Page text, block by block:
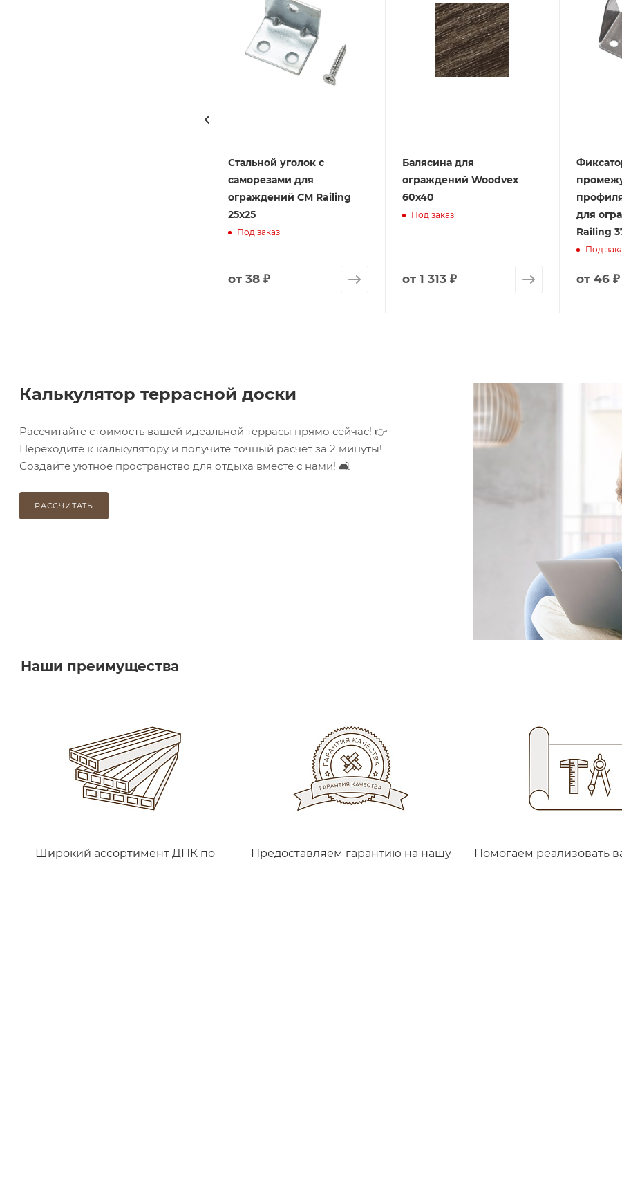
Стальной уголок с
саморезами для
ограждений CM Railing
25х25
Под заказ
от38 ₽
Балясина для
ограждений Woodvex
60х40
Под заказ
от 1 313 ₽
для
Railing
Под
от 46 ₽
Калькулятор террасной доски
Рассчитайте стоимость вашей идеальной террасы прямо сейчас! 👉
Переходите к калькулятору и получите точный расчет за 2 минуты!
Создайте уютное пространство для отдыха вместе с нами! 🛋️
РАССЧИТАТЬ
Наши преимущества
Широкий ассортимент ДПК по
Предоставляем гарантию на нашу
Помогаем реализовать